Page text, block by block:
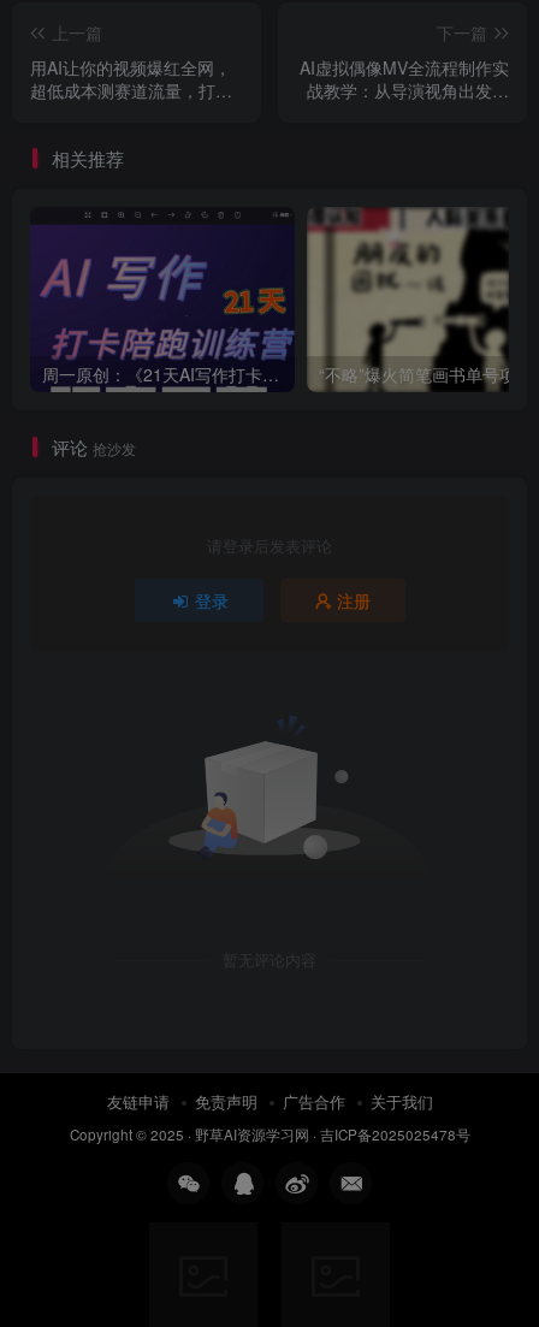
上一篇
用AI让你的视频爆红全网，
超低成本测赛道流量，打开
下一篇
AI虚拟偶像MV全流程制作实
战教学：从导演视角出发，
相关推荐
周一原创：《21天AI写作打卡陪跑训练营》全部内容讲解！（网站会员免费学习…）
评论 抢沙发
请登录后发表评论
登录 注册
暂无评论内容
友链申请 免责声明 广告合作 关于我们
Copyright © 2025 · 野草AI资源学习网 · 吉ICP备2025025478号